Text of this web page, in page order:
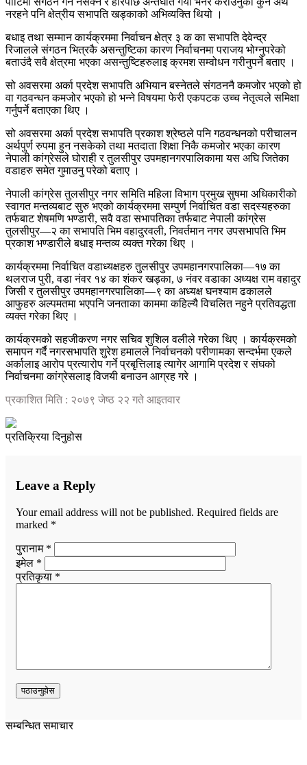
नरहने पनि क्षेत्रीय सभापति खड्काको अभिव्यक्ति थियो ।
बधाइ तथा सम्मान कार्यक्रममा निर्वाचन क्षेत्र ३ क का सभापति देवेन्द्र
रिजालले संगठन भित्रकै असन्तुष्टिका कारण निर्वाचनमा पराजय भोग्नुपरेको
बताउंदै सवै क्षेत्रमा भएका असन्तुष्टिहरुलाइ क्रमश सम्वोधन गरीनुपर्ने बताए ।
सो अवसरमा अर्का प्रदेश सभापति अभियान बस्नेतले संगठननै कमजोर भएको हो
वा गठवन्धन कमजोर भएको हो भन्ने विषयमा फेरी एकपटक उच्च नेतृत्वले समिक्षा
गर्नुपर्ने बताएका थिए ।
सो अवसरमा अर्का प्रदेश सभापति प्रकाश श्रेष्ठले पनि गठवन्धनको परीचालन
अर्थपुर्ण रुपमा हुन नसकेको तथा मतदाता शिक्षा निकै कमजोर भएका कारण
नेपाली कांग्रेसले घोराही र तुलसीपुर उपमहानगरपालिकामा यस अघि जितेका
वडाहरु समेत गुमाउनु परेको बताए ।
नेपाली कांग्रेस तुलसीपुर नगर समिति महिला विभाग प्रमुख सुषमा अधिकारीको
स्वागत मन्तव्यबाट सुरु भएको कार्यक्रममा सम्पुर्ण निर्वाचित वडा सदस्यहरुका
तर्फबाट शेषमणि भण्डारी, सवै वडा सभापतिका तर्फबाट नेपाली कांग्रेस
तुलसीपुर—२ का सभापति भिम वहादुरवली, निवर्तमान नगर उपसभापति भिम
प्रकाश भण्डारीले बधाइ मन्तव्य व्यक्त गरेका थिए ।
कार्यक्रममा निर्वाचित वडाध्यक्षहरु तुलसीपुर उपमहानगरपालिका—१७ का
थलराज पुरी, वडा नंवर १४ का शंकर खड्का, ७ नंवर वडाका अध्यक्ष राम वहादुर
जिसी र तुलसीपुर उपमहानगरपालिका—९ का अध्यक्ष घनश्याम ढकालले
आफुहरु अल्पमतमा भएपनि जनताका काममा कहिल्यै विचलित नहुने प्रतिवद्धता
व्यक्त गरेका थिए ।
कार्यक्रमको सहजीकरण नगर सचिव शुशिल वलीले गरेका थिए । कार्यक्रमको
समापन गर्दै नगरसभापति शुरेश हमालले निर्वाचनको परीणामका सन्दर्भमा एकले
अर्कालाइ आरोप प्रत्यारोप गर्ने प्रबृत्तिलाइ त्यागेर आगामि प्रदेश र संघको
निर्वाचनमा कांग्रेसलाइ विजयी बनाउन आग्रह गरे ।
प्रकाशित मिति : २०७९ जेष्ठ २२ गते आइतवार
प्रतिक्रिया दिनुहोस
Leave a Reply
Your email address will not be published. Required fields are
marked *
पुरानाम *
इमेल *
प्रतिकृया *
सम्बन्धित समाचार